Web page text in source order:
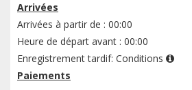
Arrivées
Arrivées à partir de : 00:00
Heure de départ avant : 00:00
Enregistrement tardif: Conditions
Paiements